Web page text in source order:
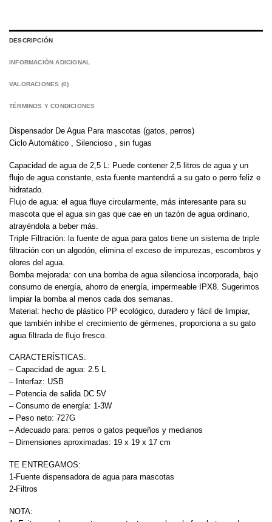
DESCRIPCIÓN
INFORMACIÓN ADICIONAL
VALORACIONES (0)
TÉRMINOS Y CONDICIONES
Dispensador De Agua Para mascotas (gatos, perros)
Ciclo Automático , Silencioso , sin fugas
Capacidad de agua de 2,5 L: Puede contener 2,5 litros de agua y un
flujo de agua constante, esta fuente mantendrá a su gato o perro feliz e
hidratado.
Flujo de agua: el agua fluye circularmente, más interesante para su
mascota que el agua sin gas que cae en un tazón de agua ordinario,
atrayéndola a beber más.
Triple Filtración: la fuente de agua para gatos tiene un sistema de triple
filtración con un algodón, elimina el exceso de impurezas, escombros y
olores del agua.
Bomba mejorada: con una bomba de agua silenciosa incorporada, bajo
consumo de energía, ahorro de energía, impermeable IPX8. Sugerimos
limpiar la bomba al menos cada dos semanas.
Material: hecho de plástico PP ecológico, duradero y fácil de limpiar,
que también inhibe el crecimiento de gérmenes, proporciona a su gato
agua filtrada de flujo fresco.
CARACTERÍSTICAS:
– Capacidad de agua: 2.5 L
– Interfaz: USB
– Potencia de salida DC 5V
– Consumo de energía: 1-3W
– Peso neto: 727G
– Adecuado para: perros o gatos pequeños y medianos
– Dimensiones aproximadas: 19 x 19 x 17 cm
TE ENTREGAMOS:
1-Fuente dispensadora de agua para mascotas
2-Filtros
NOTA: